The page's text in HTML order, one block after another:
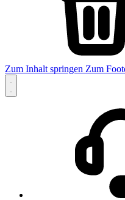
Zum Inhalt springen Zum